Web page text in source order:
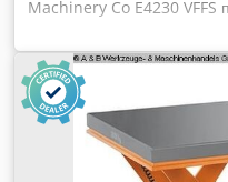
Machinery Co E4230 VFFS
Dcjdewtqrwopfx Aiuek
пакувальна машина (VFFS)
зварювальної губки 250
запаювання та змінний час
укомплектована
оснащена
електроживлення.